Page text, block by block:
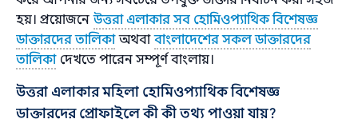
হয়। প্রয়োজনেউত্তরা এলাকার সব হোমিওপ্যাথিক বিশেষজ্ঞ
ডাক্তারদের তালিকাঅথবাবাংলাদেশের সকল ডাক্তারদের
তালিকা দেখতে পারেন সম্পূর্ণ বাংলায়।
উত্তরা এলাকার মহিলা হোমিওপ্যাথিক বিশেষজ্ঞ
ডাক্তারদের প্রোফাইলে কী কী তথ্য পাওয়া যায়?